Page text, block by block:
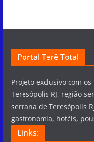
Portal Terê Total
Projeto exclusivo com
Teresópolis RJ, região
serrana de Teresópolis
gastronomia, hotéis,
Links: